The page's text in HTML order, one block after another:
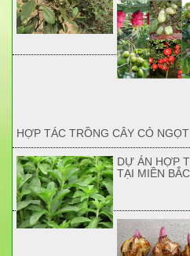
HỢP TÁC TRỒNG CÂY CỎ
DỰ ÁN HỢP
TẠI MIỀN